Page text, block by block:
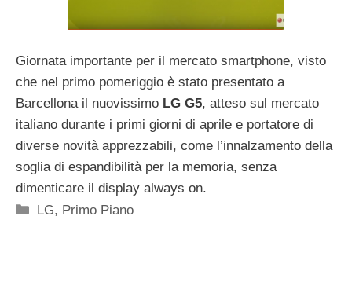
Giornata importante per il mercato smartphone, visto
che nel primo pomeriggio è stato presentato a
Barcellona il nuovissimo LG G5, atteso sul mercato
italiano durante i primi giorni di aprile e portatore di
diverse novità apprezzabili, come l’innalzamento della
soglia di espandibilità per la memoria, senza
dimenticare il display always on.
Categorie
LG, Primo Piano